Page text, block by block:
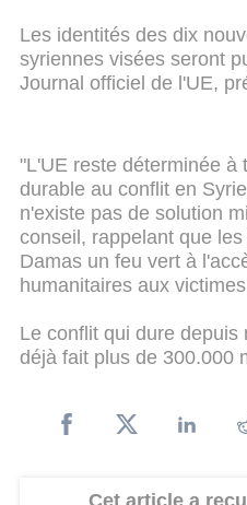
Les identités des dix
syriennes visées seront
Journal officiel de l'UE,
"L'UE reste déterminée à
durable au conflit en
n'existe pas de solution
conseil, rappelant que
Damas un feu vert à
humanitaires aux
Le conflit qui dure depuis
déjà fait plus de 300.000